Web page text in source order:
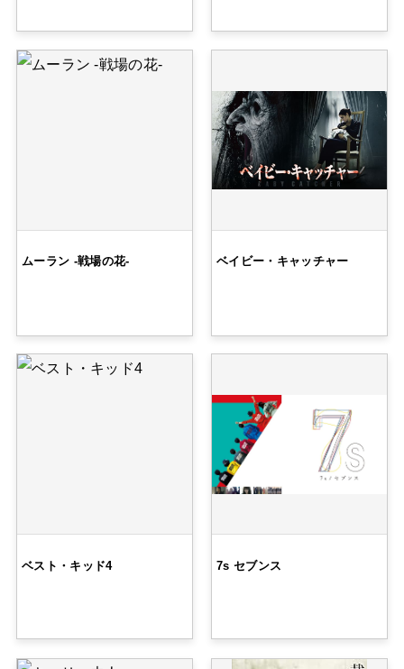
ムーラン -戦場の花- ベイビー・キャッチャー
ベスト・キッド4 7s セブンス